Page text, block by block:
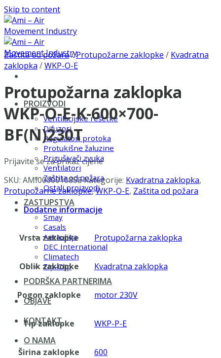
Skip to content
PROIZVODI
Ventilacijske rešetke
Difuzori
Regulatori protoka
Protukišne žaluzine
Prigušivači zvuka
Ventilatori
Zaštita od požara
Ostali proizvodi
ZASTUPSTVA
Smay
Casals
Aerauliqa
DEC International
Climatech
Zip-Clip
PODRŠKA PARTNERIMA
OBJAVE
KONTAKT
O NAMA
Zaštita od požara/Protupožarne zaklopke / Kvadratna
zaklopka /WKP-O-E
Protupožarna zaklopka
WKP-O-E-K-600×700-
BF(N)230T
Prijavite se za prikaz cijene
SKU: AMI0000010858Kategorije: Kvadratna zaklopka,
Protupožarne zaklopke,WKP-O-E, Zaštita od požara
Dodatne informacije
Vrsta zaklopke Protupožarna zaklopka
Oblik zaklopke Kvadratna zaklopka
Pogon zaklopke motor 230V
Tip zaklopke WKP-P-E
Širina zaklopke 600